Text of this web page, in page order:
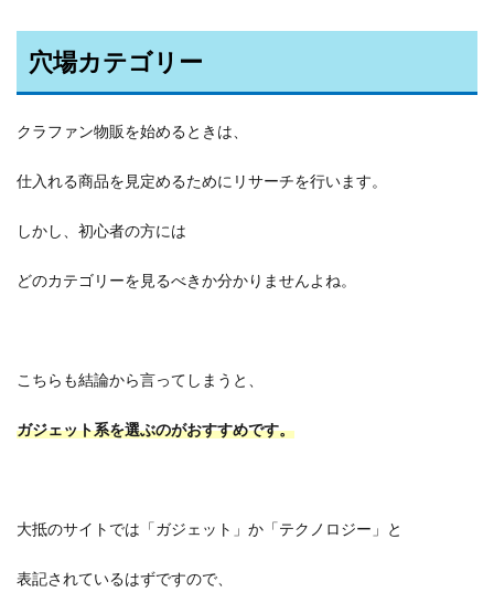
穴場カテゴリー
クラファン物販を始めるときは、
仕入れる商品を見定めるためにリサーチを行います。
しかし、初心者の方には
どのカテゴリーを見るべきか分かりませんよね。
こちらも結論から言ってしまうと、
ガジェット系を選ぶのがおすすめです。
大抵のサイトでは「ガジェット」か「テクノロジー」と
表記されているはずですので、